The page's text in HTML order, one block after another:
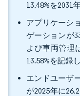
13.48%を2031
アプリケーシ
ゲーションが
よび車両管理
13.58%を記録
エンドユーザ
が2025年に